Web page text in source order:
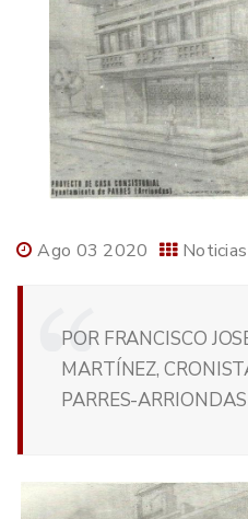
Ago 03 2020 Noticias
POR FRANCISCO
MARTÍNEZ,
PARRES-